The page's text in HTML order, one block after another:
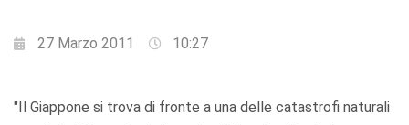
27 Marzo 2011 10:27
"Il Giappone si trova di fronte a una delle catastrofi naturali